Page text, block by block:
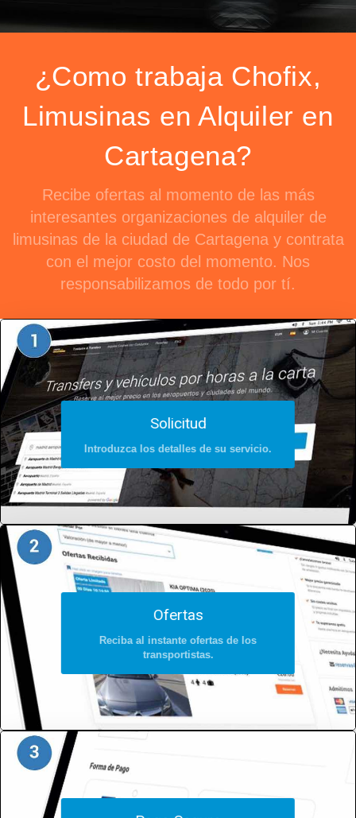
¿Como trabaja Chofix,
Limusinas en Alquiler en
Cartagena?
Recibe ofertas al momento de las más
interesantes organizaciones de alquiler de
limusinas de la ciudad de Cartagena y contrata
con el mejor costo del momento. Nos
responsabilizamos de todo por tí.
Solicitud
Introduzca los detalles de su servicio.
Ofertas
Reciba al instante ofertas de los
transportistas.